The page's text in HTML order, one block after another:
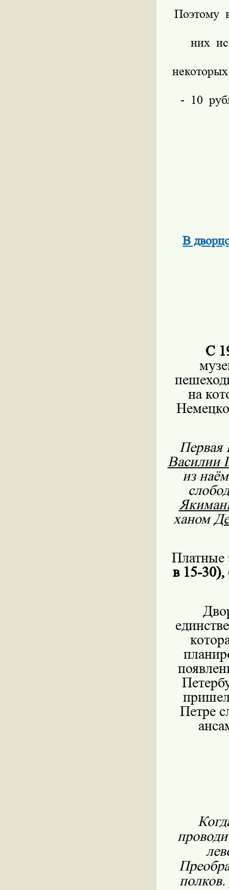
Поэтому
них
- 10
В
С
на
Первая
Василии
из
ханом
Платные
в 15-30),
Петре
полков.